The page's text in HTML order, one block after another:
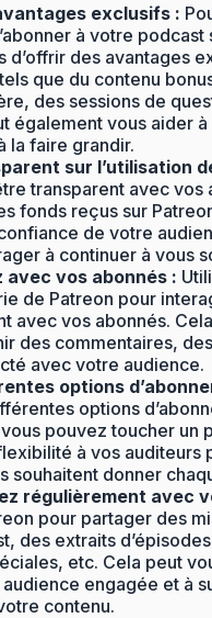
exclusifs :
à votre podcast
d’offrir des avantages
que du contenu
des sessions de
également vous aider
la faire grandir.
sur l’utilisation
transparent avec vos
fonds reçus sur
de votre
à continuer à vous
avec vos abonnés :
de Patreon pour
avec vos abonnés.
des commentaires,
avec votre audience.
options
options
pouvez toucher un
à vos auditeurs
souhaitent donner
régulièrement avec
pour partager des
des extraits
etc. Cela peut
engagée et à
contenu.